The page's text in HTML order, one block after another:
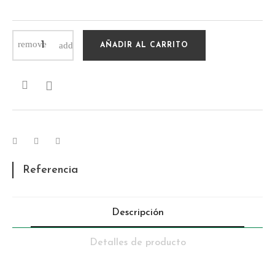
AÑADIR AL CARRITO

Referencia
Descripción
Detalles de producto